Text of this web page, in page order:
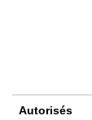
Autorisés